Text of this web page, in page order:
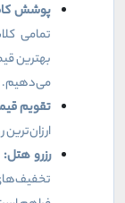
پوشش
تمامی
بهترین
می‌دهیم.
تقویم
رزرو هتل: